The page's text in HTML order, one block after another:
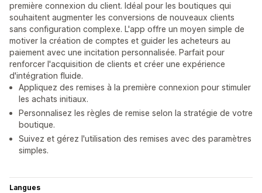
première connexion du client. Idéal pour les boutiques qui
souhaitent augmenter les conversions de nouveaux clients
sans configuration complexe. L'app offre un moyen simple de
motiver la création de comptes et guider les acheteurs au
paiement avec une incitation personnalisée. Parfait pour
renforcer l'acquisition de clients et créer une expérience
d'intégration fluide.
Appliquez des remises à la première connexion pour stimuler
les achats initiaux.
Personnalisez les règles de remise selon la stratégie de votre
boutique.
Suivez et gérez l'utilisation des remises avec des paramètres
simples.
Langues